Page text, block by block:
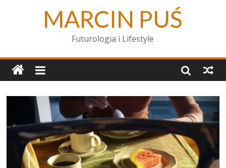
MARCIN PUŚ
Futurologia i Lifestyle